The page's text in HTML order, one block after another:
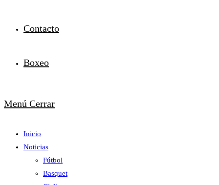
Contacto
Boxeo
Menú Cerrar
Inicio
Noticias
Fútbol
Basquet